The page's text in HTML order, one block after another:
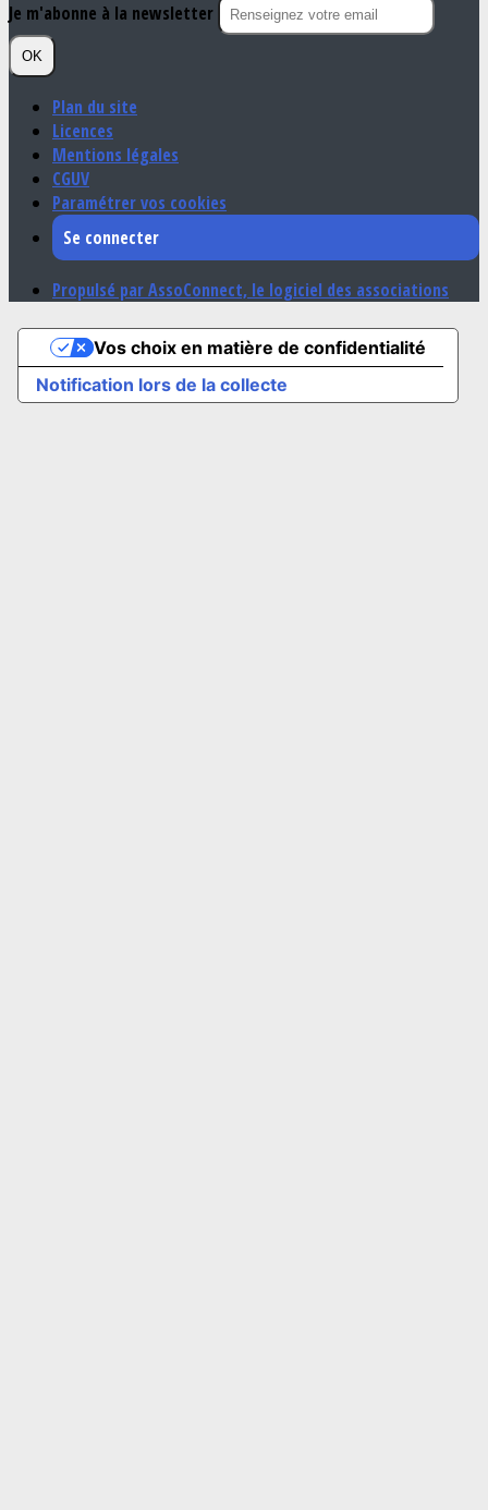
Je m'abonne à la newsletter
OK
Plan du site
Licences
Mentions légales
CGUV
Paramétrer vos cookies
Se connecter
Propulsé par AssoConnect, le logiciel des associations
Notification lors de la collecte
Vos choix en matière de confidentialité